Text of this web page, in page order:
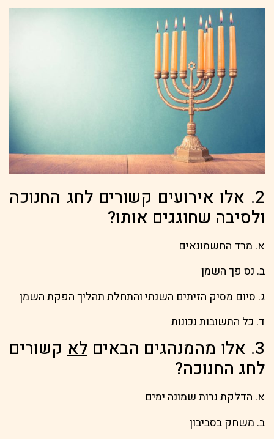
2. אלו אירועים קשורים לחג החנוכה
ולסיבה שחוגגים אותו?
א. מרד החשמונאים
ב. נס פך השמן
ג. סיום מסיק הזיתים השנתי והתחלת תהליך הפקת השמן
ד. כל התשובות נכונות
3. אלו מהמנהגים הבאים לאקשורים
לחג החנוכה?
א. הדלקת נרות שמונה ימים
ב. משחק בסביבון